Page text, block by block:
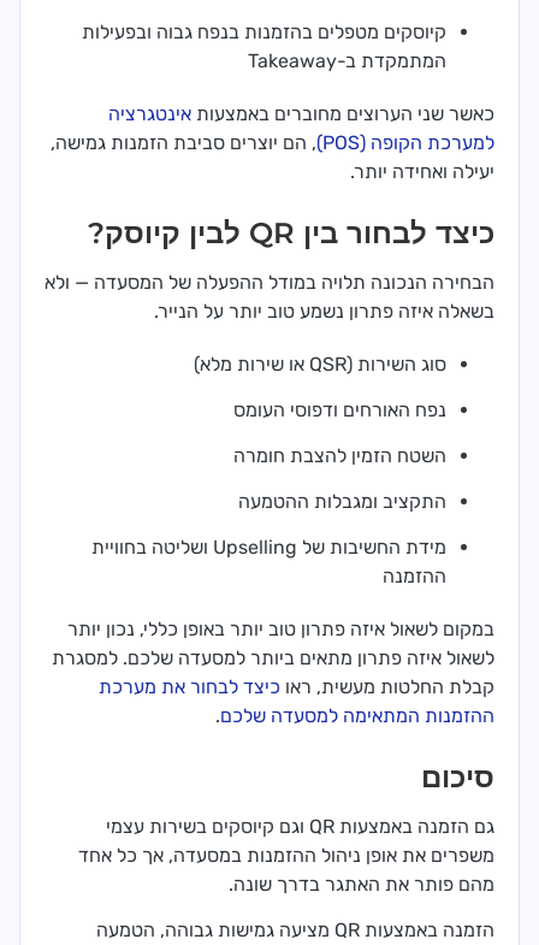
קיוסקים מטפלים בהזמנות בנפח גבוה ובפעילות
המתמקדת ב-Takeaway
כאשר שני הערוצים מחוברים באמצעות אינטגרציה
למערכת הקופה (POS)
, הם יוצרים סביבת הזמנות גמישה,
יעילה ואחידה יותר.
כיצד לבחור בין QR לבין קיוסק?
הבחירה הנכונה תלויה במודל ההפעלה של המסעדה — ולא
בשאלה איזה פתרון נשמע טוב יותר על הנייר.
סוג השירות (QSR או שירות מלא)
נפח האורחים ודפוסי העומס
השטח הזמין להצבת חומרה
התקציב ומגבלות ההטמעה
מידת החשיבות של Upselling ושליטה בחוויית
ההזמנה
במקום לשאול איזה פתרון טוב יותר באופן כללי, נכון יותר
לשאול איזה פתרון מתאים ביותר למסעדה שלכם. למסגרת
קבלת החלטות מעשית, ראו כיצד לבחור את מערכת
ההזמנות המתאימה למסעדה שלכם.
סיכום
גם הזמנה באמצעות QR וגם קיוסקים בשירות עצמי
משפרים את אופן ניהול ההזמנות במסעדה, אך כל אחד
מהם פותר את האתגר בדרך שונה.
הזמנה באמצעות QR מציעה גמישות גבוהה, הטמעה